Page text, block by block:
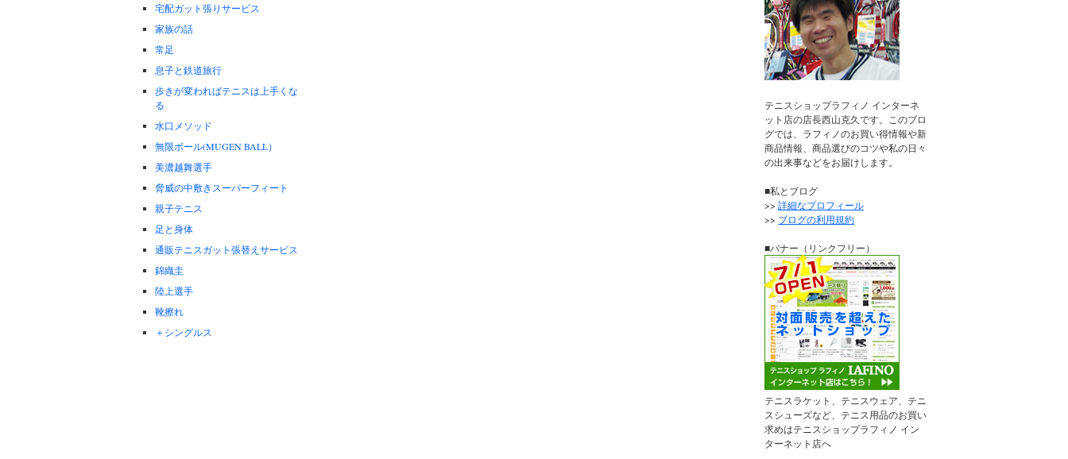
宅配ガット張りサービス
家族の話
常足
息子と鉄道旅行
歩きが変わればテニスは上手くな
る
水口メソッド
無限ボール(MUGEN BALL）
美濃越舞選手
脅威の中敷きスーパーフィート
親子テニス
足と身体
通販テニスガット張替えサービス
錦織圭
陸上選手
靴擦れ
＋シングルス
テニスショップラフィノ インターネ
ット店の店長西山克久です。このブロ
グでは、ラフィノのお買い得情報や新
商品情報、商品選びのコツや私の日々
の出来事などをお届けします。
■私とブログ
>>詳細なプロフィール
>> ブログの利用規約
■バナー（リンクフリー）
テニスラケット、テニスウェア、テニ
スシューズなど、テニス用品のお買い
求めはテニスショップラフィノ イン
ターネット店へ